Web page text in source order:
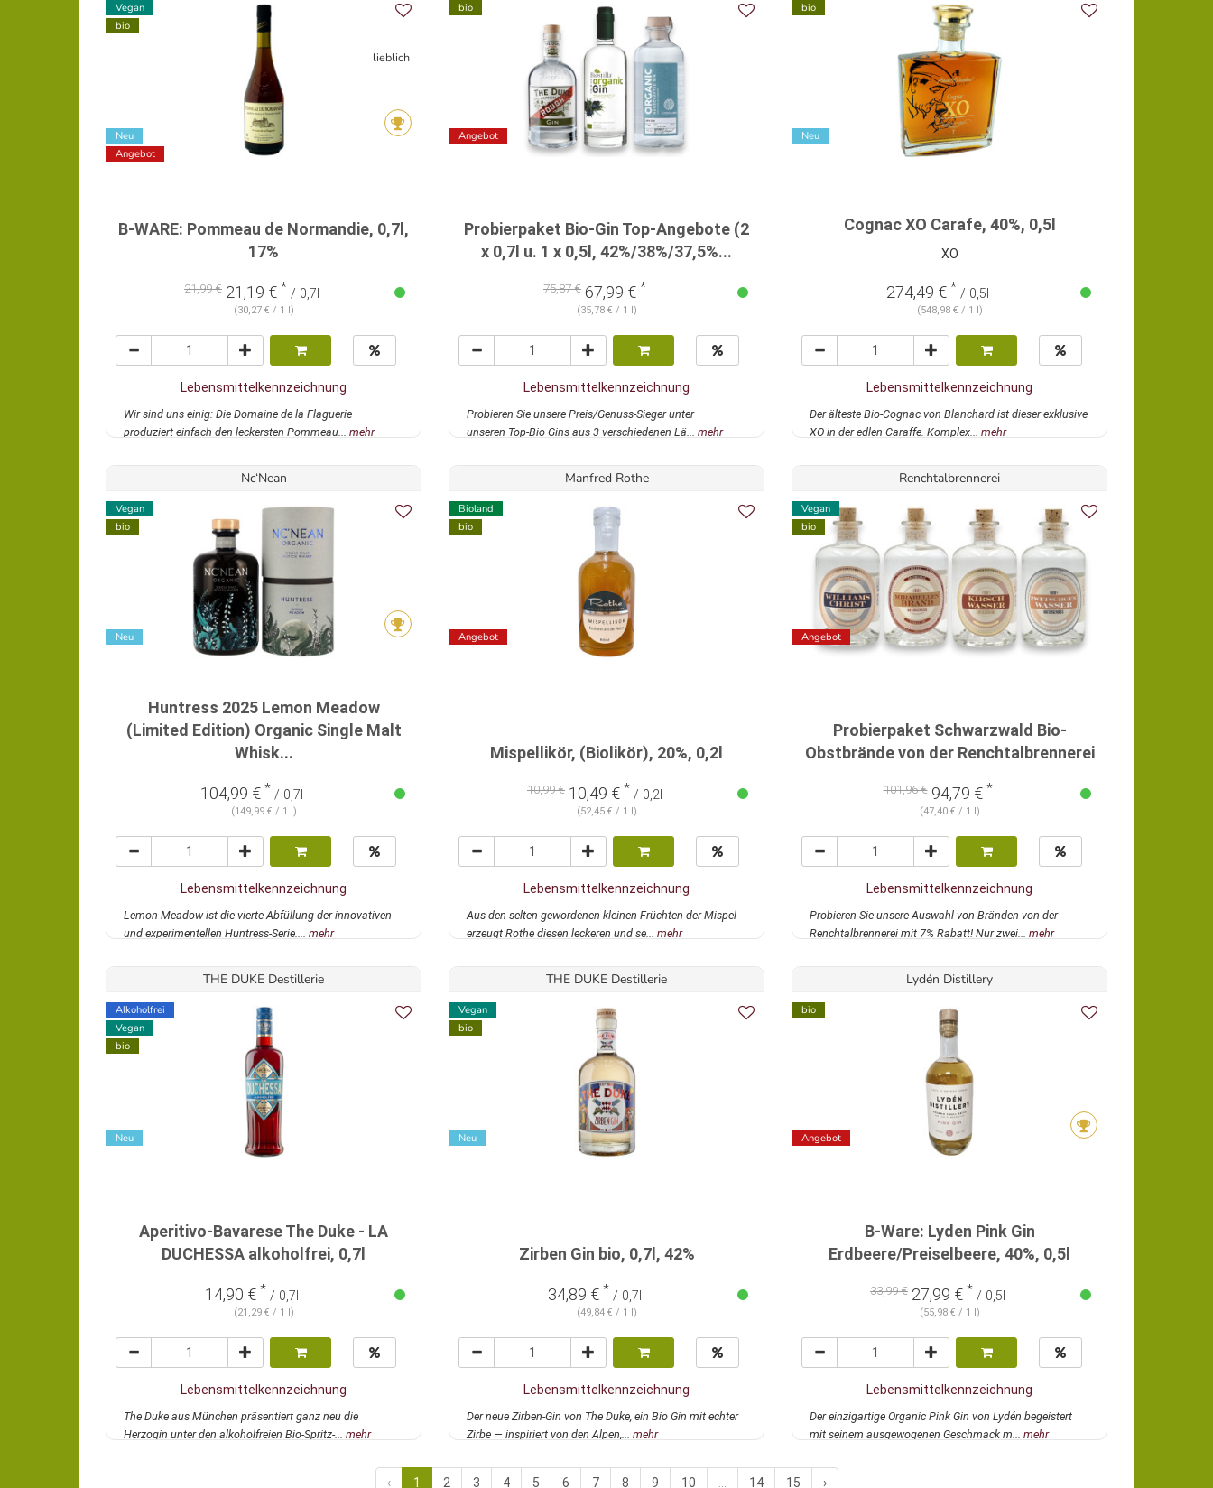
Vegan
bio
Neu
Angebot
lieblich
B-WARE: Pommeau de Normandie, 0,7l,
17%
21,99 € 21,19 € * / 0,7l
(30,27 € / 1 l)
Lebensmittelkennzeichnung
Wir sind uns einig: Die Domaine de la Flaguerie
produziert einfach den leckersten Pommeau... mehr
bio
Angebot
Probierpaket Bio-Gin Top-Angebote (2
x 0,7l u. 1 x 0,5l, 42%/38%/37,5%...
75,87 € 67,99 € *
(35,78 € / 1 l)
Lebensmittelkennzeichnung
Probieren Sie unsere Preis/Genuss-Sieger unter
unseren Top-Bio Gins aus 3 verschiedenen Lä... mehr
bio
Neu
Cognac XO Carafe, 40%, 0,5l
XO
274,49 € * / 0,5l
(548,98 € / 1 l)
Lebensmittelkennzeichnung
Der älteste Bio-Cognac von Blanchard ist dieser exklusive
XO in der edlen Caraffe. Komplex... mehr
Nc‘Nean
Vegan
bio
Neu
Huntress 2025 Lemon Meadow
(Limited Edition) Organic Single Malt
Whisk...
104,99 € * / 0,7l
(149,99 € / 1 l)
Lebensmittelkennzeichnung
Lemon Meadow ist die vierte Abfüllung der innovativen
und experimentellen Huntress-Serie.... mehr
Manfred Rothe
Bioland
bio
Angebot
Mispellikör, (Biolikör), 20%, 0,2l
10,99 € 10,49 € * / 0,2l
(52,45 € / 1 l)
Lebensmittelkennzeichnung
Aus den selten gewordenen kleinen Früchten der Mispel
erzeugt Rothe diesen leckeren und se... mehr
Renchtalbrennerei
Vegan
bio
Angebot
Probierpaket Schwarzwald Bio-
Obstbrände von der Renchtalbrennerei
101,96 €94,79 € *
(47,40 € / 1 l)
Lebensmittelkennzeichnung
Probieren Sie unsere Auswahl von Bränden von der
Renchtalbrennerei mit 7% Rabatt! Nur zwei... mehr
THE DUKE Destillerie
Alkoholfrei
Vegan
bio
Neu
Aperitivo-Bavarese The Duke - LA
DUCHESSA alkoholfrei, 0,7l
14,90 € * / 0,7l
(21,29 € / 1 l)
Lebensmittelkennzeichnung
The Duke aus München präsentiert ganz neu die
Herzogin unter den alkoholfreien Bio-Spritz-... mehr
THE DUKE Destillerie
Vegan
bio
Neu
Zirben Gin bio, 0,7l, 42%
34,89 € * / 0,7l
(49,84 € / 1 l)
Lebensmittelkennzeichnung
Der neue Zirben-Gin von The Duke, ein Bio Gin mit echter
Zirbe — inspiriert von den Alpen,... mehr
Lydén Distillery
bio
Angebot
B-Ware: Lyden Pink Gin
Erdbeere/Preiselbeere, 40%, 0,5l
33,99 € 27,99 € * / 0,5l
(55,98 € / 1 l)
Lebensmittelkennzeichnung
Der einzigartige Organic Pink Gin von Lydén begeistert
mit seinem ausgewogenen Geschmack m... mehr
‹ 1 2 3 4 5 6 7 8 9 10 ... 14 15 ›